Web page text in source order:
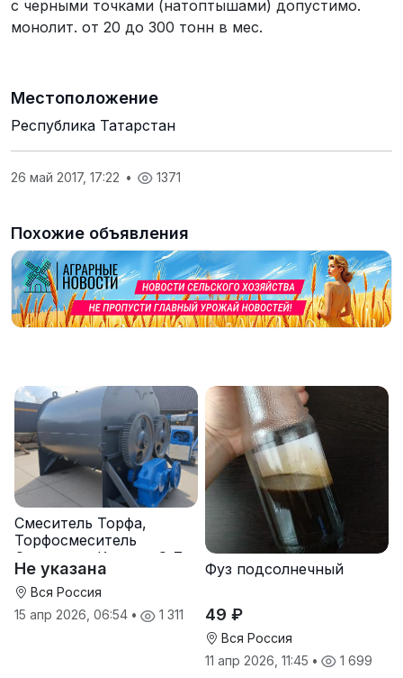
с черными точками (натоптышами) допустимо.
монолит. от 20 до 300 тонн в мес.
Местоположение
Республика Татарстан
26 май 2017, 17:22 • 1371
Похожие объявления
Смеситель Торфа,
Торфосмеситель
Смеситель Кормов С-7
Не указана
Вся Россия
15 апр 2026, 06:54 • 1 311
Фуз подсолнечный
49 ₽
Вся Россия
11 апр 2026, 11:45 • 1 699